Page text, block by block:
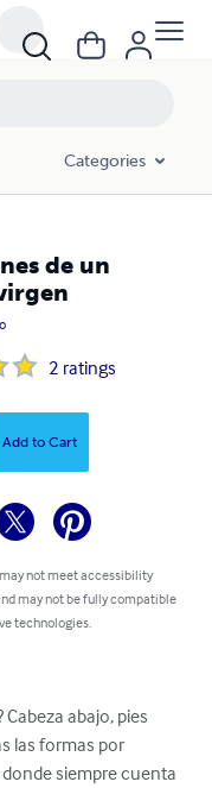
Categories
de un
2 ratings
Add to Cart
not meet accessibility
may not be fully compatible
technologies.
abajo, pies
las formas por
siempre cuenta